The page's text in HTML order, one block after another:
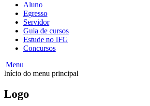
Aluno
Egresso
Servidor
Guia de cursos
Estude no IFG
Concursos
Menu
Início do menu principal
Logo